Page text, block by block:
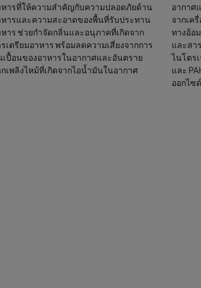
ามบิน:
ส่วนกลางหรือระบบบนชั้นดาดฟ้า การ
ปฎิบัติงาน อนุภาคละเอียดสามารถเจาะ
รอง ePM1 มอบประสิทธิภาพใในการไหล
ดีเซลและกลิ่นไม่พึงประสงค์ที่เกี่ยวข้อง
นยาวนาน.
หารที่ให้ความสำคัญกับความปลอดภัยด้าน
หารและความสะอาดของพื้นที่รับประทาน
หาร ช่วยกำจัดกลิ่นและอนุภาคที่เกิดจาก
เตรียมอาหาร พร้อมลดความเสี่ยงจากการ
ปื้อนของอาหารในอากาศและอันตราย
กเพลิงไหม้ที่เกิดจากไอน้ำมันในอากาศ
อากาศ
จากเค
ทางอ้อ
และสา
ไนโตร
และ
ออกไซด์